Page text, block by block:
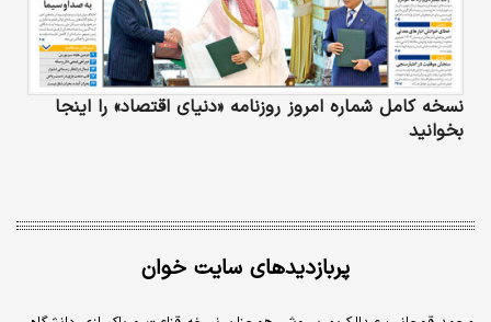
نسخه کامل شماره امروز روزنامه «دنیای‌ اقتصاد» را اینجا
بخوانید
پربازدیدهای سایت خوان